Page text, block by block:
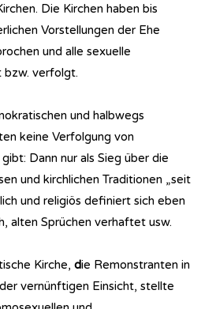
Die Kirchen haben bis
Vorstellungen der Ehe
und alle sexuelle
bzw. verfolgt.
und halbwegs
keine Verfolgung von
Dann nur als Sieg über die
und kirchlichen Traditionen „seit
und religiös definiert sich eben
alten Sprüchen verhaftet usw.
Kirche, die Remonstranten in
vernünftigen Einsicht, stellte